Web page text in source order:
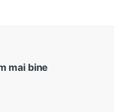
mai bine